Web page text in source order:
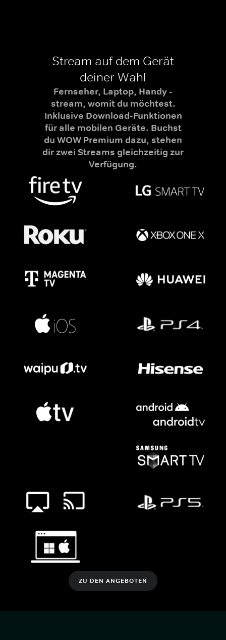
Stream auf dem Gerät
deiner Wahl
Fernseher, Laptop, Handy -
stream, womit du möchtest.
Inklusive Download-Funktionen
für alle mobilen Geräte. Buchst
du WOW Premium dazu, stehen
dir zwei Streams gleichzeitig zur
Verfügung.
ZU DEN ANGEBOTEN